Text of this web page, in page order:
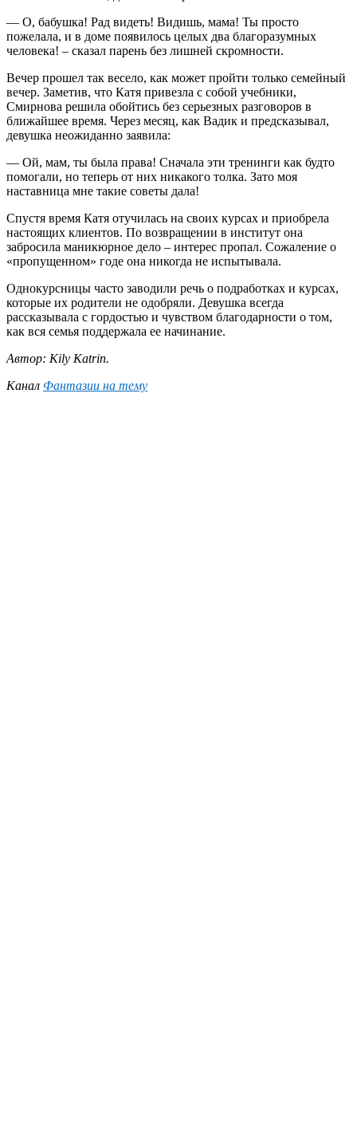
— О, бабушка! Рад видеть! Видишь, мама! Ты просто
пожелала, и в доме появилось целых два благоразумных
человека! – сказал парень без лишней скромности.
Вечер прошел так весело, как может пройти только семейный
вечер. Заметив, что Катя привезла с собой учебники,
Смирнова решила обойтись без серьезных разговоров в
ближайшее время. Через месяц, как Вадик и предсказывал,
девушка неожиданно заявила:
— Ой, мам, ты была права! Сначала эти тренинги как будто
помогали, но теперь от них никакого толка. Зато моя
наставница мне такие советы дала!
Спустя время Катя отучилась на своих курсах и приобрела
настоящих клиентов. По возвращении в институт она
забросила маникюрное дело – интерес пропал. Сожаление о
«пропущенном» годе она никогда не испытывала.
Однокурсницы часто заводили речь о подработках и курсах,
которые их родители не одобряли. Девушка всегда
рассказывала с гордостью и чувством благодарности о том,
как вся семья поддержала ее начинание.
Автор: Kily Katrin.
Канал Фантазии на тему